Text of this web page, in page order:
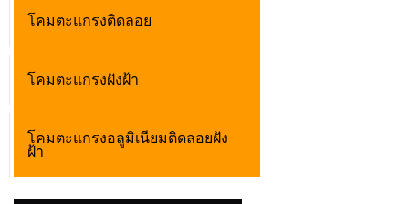
โคมตะแกรงติดลอย
โคมตะแกรงฝังฝ้า
โคมตะแกรงอลูมิเนียมติดลอยฝัง
ฝ้า